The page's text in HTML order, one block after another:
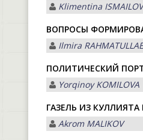
Klimentina
ВОПРОСЫ
Ilmira
ПОЛИТИЧЕСКИЙ
Yorqinoy KOMILOVA
ГАЗЕЛЬ ИЗ
Akrom MALIKOV